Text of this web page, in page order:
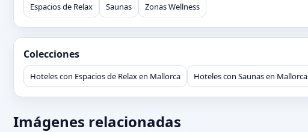
Espacios de Relax Saunas Zonas Wellness
Colecciones
Hoteles con Espacios de Relax en Mallorca Hoteles con Saunas en Mallorca
Imágenes relacionadas